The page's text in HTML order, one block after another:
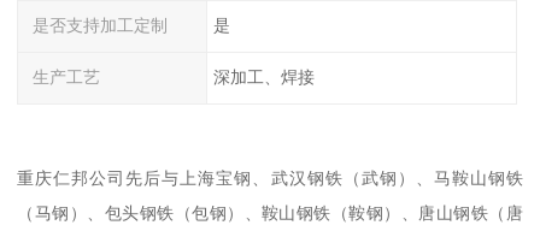
是否支持加工定制 是
生产工艺 深加工、焊接
重庆仁邦公司先后与上海宝钢、武汉钢铁（武钢）、马鞍山钢铁
（马钢）、包头钢铁（包钢）、鞍山钢铁（鞍钢）、唐山钢铁（唐